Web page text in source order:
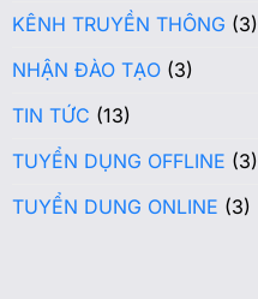
KÊNH TRUYỀN THÔNG (3)
NHẬN ĐÀO TẠO(3)
TIN TỨC (13)
TUYỂN DỤNG OFFLINE (3)
TUYỂN DUNG ONLINE (3)